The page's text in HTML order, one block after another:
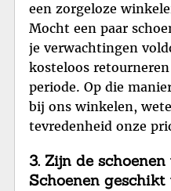
een zorgeloze
Mocht een paar
je verwachtingen
kosteloos
periode. Op die
bij ons winkelen,
tevredenheid onze
3. Zijn de
Schoenen